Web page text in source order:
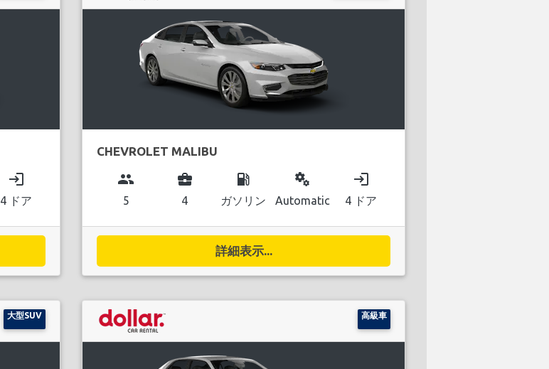
login
4 ドア
CHEVROLET MALIBU
group
5
business_center
4
local_gas_station
ガソリン
miscellaneous_services
Automatic
login
4 ドア
詳細表示...
大型SUV 高級車